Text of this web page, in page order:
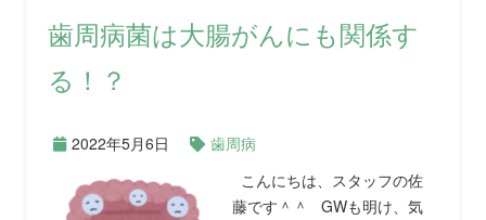
歯周病菌は大腸がんにも関係す
る！？
2022年5月6日
歯周病
こんにちは、スタッフの佐
藤です＾＾ GWも明け、気